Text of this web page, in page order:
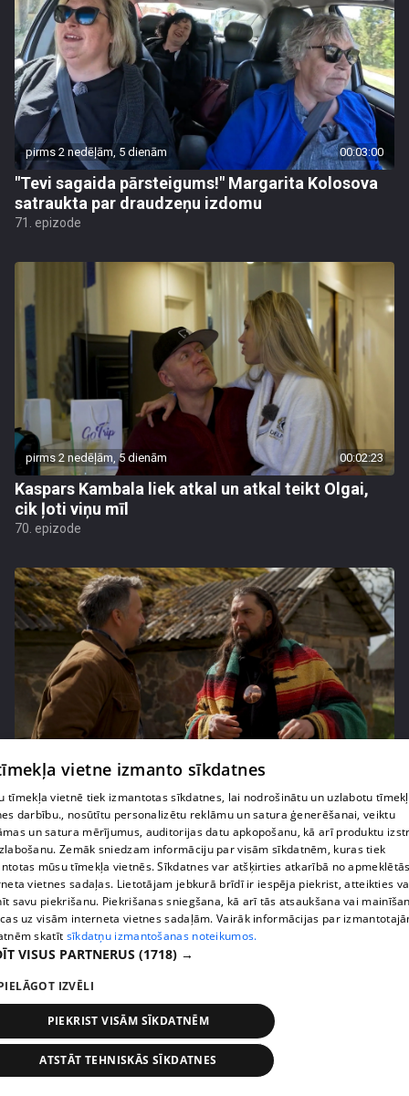
pirms 2 nedēļām, 5 dienām 00:03:00
"Tevi sagaida pārsteigums!" Margarita Kolosova
satraukta par draudzeņu izdomu
71. epizode
pirms 2 nedēļām, 5 dienām 00:02:23
Kaspars Kambala liek atkal un atkal teikt Olgai,
cik ļoti viņu mīl
70. epizode
pirms 2 nedēļām, 6 dienām
Raivis Vidzis atklāj attiecību aizkulises
71. epizode
Magone sarūpē īpašu dāvanu savai draudzenei
vietne izmanto sīkdatnes
tīmekļa vietnē tiek izmantotas sīkdatnes, lai nodrošinātu un uzlabotu
darbību., nosūtītu personalizētu reklāmu un satura ģenerēšanai, veiktu
un satura mērījumus, auditorijas datu apkopošanu, kā arī produktu
Zemāk sniedzam informāciju par visām sīkdatnēm, kuras tiek
mūsu tīmekļa vietnēs. Sīkdatnes var atšķirties atkarībā no
vietnes sadaļas. Lietotājam jebkurā brīdī ir iespēja piekrist, atteikties
savu piekrišanu. Piekrišanas sniegšana, kā arī tās atsaukšana vai
uz visām interneta vietnes sadaļām. Vairāk informācijas par
skatīt sīkdatņu izmantošanas noteikumos.
VISUS PARTNERUS (1718) →
IZVĒLI
PIEKRIST VISĀM SĪKDATNĒM
ATSTĀT TEHNISKĀS SĪKDATNES